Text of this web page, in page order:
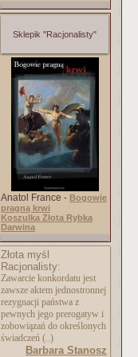
Sklepik "Racjonalisty"
Anatol France - Bogowie
pragną krwi
Koszulka Złota Rybka
Darwina
Złota myśl
Racjonalisty:
Zawarcie konkordatu jest
zawsze aktem jednostronnej
rezygnacji państwa z
pewnych jego prerogatyw i
zobowiązań do określonych
świadczeń (..)
Barbara Stanosz